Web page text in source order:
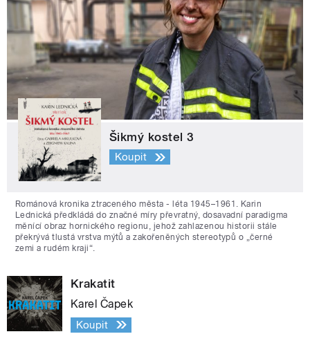
Šikmý kostel 3
Koupit
Románová kronika ztraceného města - léta 1945–1961. Karin
Lednická předkládá do značné míry převratný, dosavadní paradigma
měnící obraz hornického regionu, jehož zahlazenou historii stále
překrývá tlustá vrstva mýtů a zakořeněných stereotypů o „černé
zemi a rudém kraji“.
Krakatit
Karel Čapek
Koupit